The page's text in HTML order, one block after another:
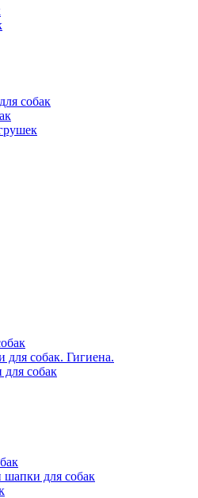
собак
для собак. Гигиена.
для собак
для собак